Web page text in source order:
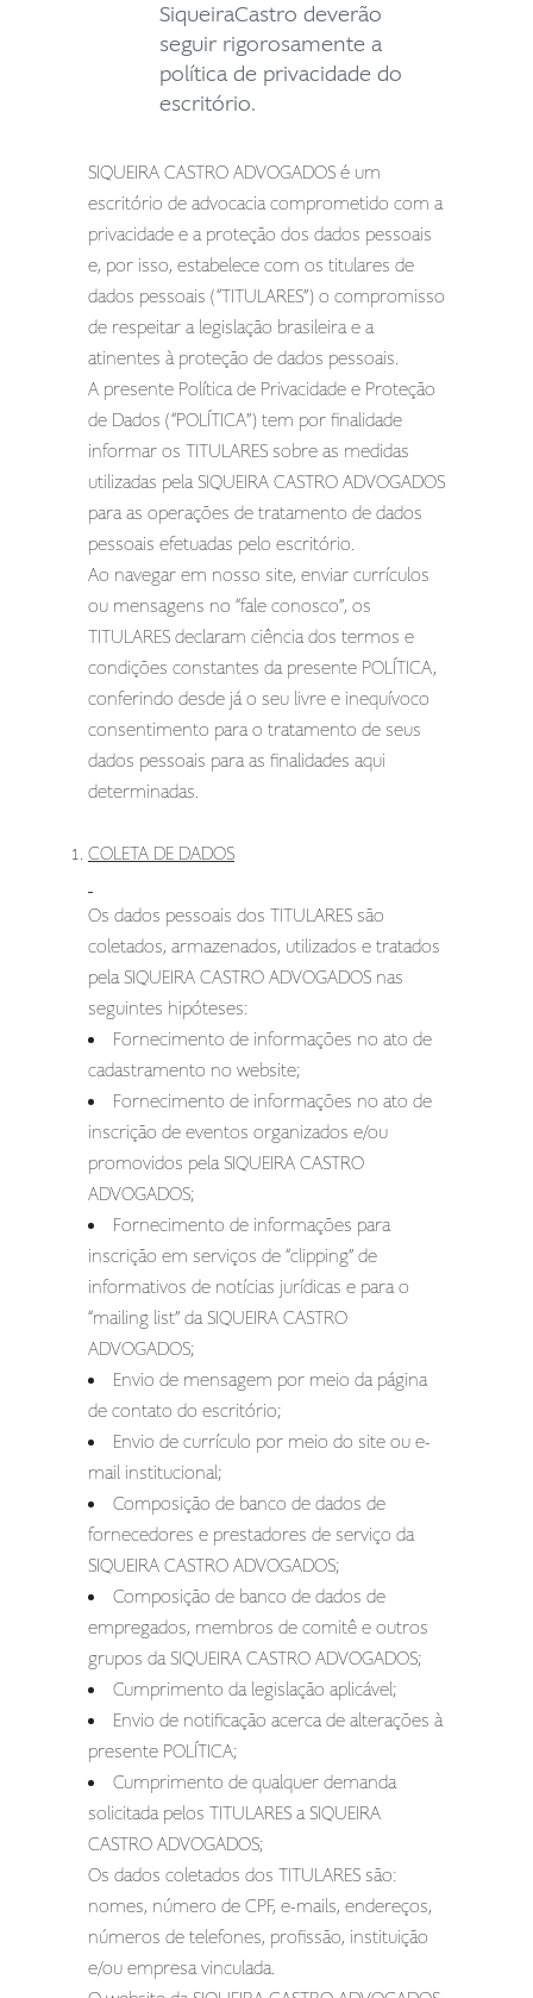
SiqueiraCastro deverão
seguir rigorosamente a
política de privacidade do
escritório.
SIQUEIRA CASTRO ADVOGADOS é um
escritório de advocacia comprometido com a
privacidade e a proteção dos dados pessoais
e, por isso, estabelece com os titulares de
dados pessoais (“TITULARES”) o compromisso
de respeitar a legislação brasileira e a
atinentes à proteção de dados pessoais.
A presente Política de Privacidade e Proteção
de Dados (“POLÍTICA”) tem por finalidade
informar os TITULARES sobre as medidas
utilizadas pela SIQUEIRA CASTRO ADVOGADOS
para as operações de tratamento de dados
pessoais efetuadas pelo escritório.
Ao navegar em nosso site, enviar currículos
ou mensagens no “fale conosco”, os
TITULARES declaram ciência dos termos e
condições constantes da presente POLÍTICA,
conferindo desde já o seu livre e inequívoco
consentimento para o tratamento de seus
dados pessoais para as finalidades aqui
determinadas.
COLETA DE DADOS
Os dados pessoais dos TITULARES são
coletados, armazenados, utilizados e tratados
pela SIQUEIRA CASTRO ADVOGADOS nas
seguintes hipóteses:
Fornecimento de informações no ato de
cadastramento no website;
Fornecimento de informações no ato de
inscrição de eventos organizados e/ou
promovidos pela SIQUEIRA CASTRO
ADVOGADOS;
Fornecimento de informações para
inscrição em serviços de “clipping” de
informativos de notícias jurídicas e para o
“mailing list” da SIQUEIRA CASTRO
ADVOGADOS;
Envio de mensagem por meio da página
de contato do escritório;
Envio de currículo por meio do site ou e-
mail institucional;
Composição de banco de dados de
fornecedores e prestadores de serviço da
SIQUEIRA CASTRO ADVOGADOS;
Composição de banco de dados de
empregados, membros de comitê e outros
grupos da SIQUEIRA CASTRO ADVOGADOS;
Cumprimento da legislação aplicável;
Envio de notificação acerca de alterações à
presente POLÍTICA;
Cumprimento de qualquer demanda
solicitada pelos TITULARES a SIQUEIRA
CASTRO ADVOGADOS;
Os dados coletados dos TITULARES são:
nomes, número de CPF, e-mails, endereços,
números de telefones, profissão, instituição
e/ou empresa vinculada.